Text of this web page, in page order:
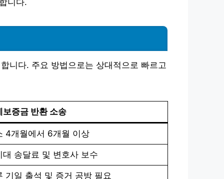
니다. 주요 방법으로는 상대적으로 빠르고
보증금 반환 소송
4개월에서 6개월 이상
대 송달료 및 변호사 보수
기일 출석 및 증거 공방 필요